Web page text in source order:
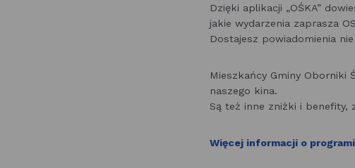
Dzięki aplikacji „OŚKA”
jakie wydarzenia zaprasza
Dostajesz powiadomienia
Mieszkańcy Gminy Oborniki
naszego kina.
Są też inne zniżki i benefity,
Więcej informacji o